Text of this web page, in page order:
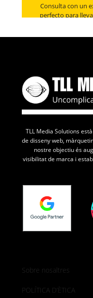
Consulta con un
perfecto para
TLL Media Solutions
de disseny web,
nostre objectiu és
visibilitat de marca i
Sobre nosaltres
POLÍTICA D’ÈTICA